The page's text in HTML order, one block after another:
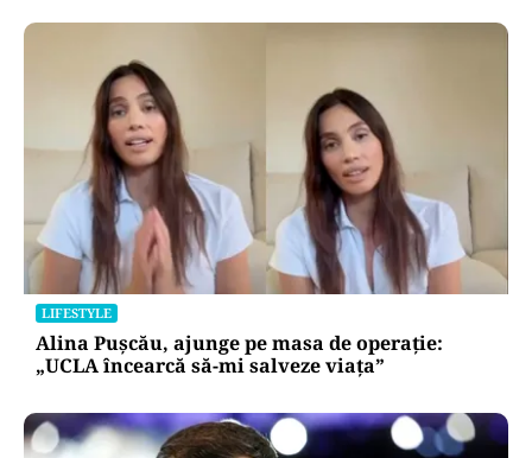
LIFESTYLE
Alina Pușcău, ajunge pe masa de operație:
„UCLA încearcă să-mi salveze viața”